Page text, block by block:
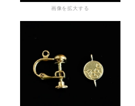
画像を拡大する